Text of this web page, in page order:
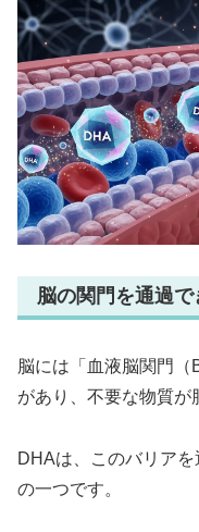
脳の関門を通過
脳には「血液脳関門
があり、不要な物質が
DHAは、このバリア
の一つです。